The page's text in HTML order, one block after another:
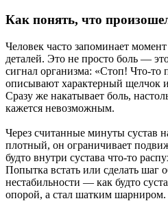
Как понять, что
Человек часто запоминает
деталей. Это не просто боль —
сигнал организма: «Стоп! Что-
описывают характерный щелчок
Сразу же накатывает боль,
кажется невозможным.
Через считанные минуты сустав
плотный, он ограничивает
будто внутри сустава что-то
Попытка встать или сделать шаг
нестабильности — как будто
опорой, а стал шатким шарниром.